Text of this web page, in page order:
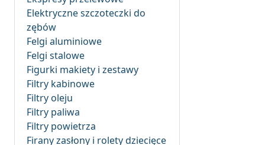
Elektryczne szczoteczki do
zębów
Felgi aluminiowe
Felgi stalowe
Figurki makiety i zestawy
Filtry kabinowe
Filtry oleju
Filtry paliwa
Filtry powietrza
Firany zasłony i rolety dziecięce